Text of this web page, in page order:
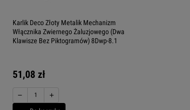
Karlik Deco Złoty Metalik Mechanizm
Włącznika Zwiernego Żaluzjowego (Dwa
Klawisze Bez Piktogramów) 8Dwp-8.1
51,08 zł
− +